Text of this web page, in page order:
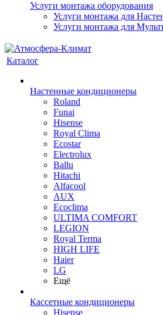
Услуги монтажа оборудования
Услуги монтажа для
Услуги монтажа для
Каталог
Настенные кондиционеры
Roland
Funai
Hisense
Royal Clima
Ecostar
Electrolux
Ballu
Hitachi
Alfacool
AUX
Ecoclima
ULTIMA COMFORT
LEGION
Royal Terma
HIGH LIFE
Haier
LG
Ещё
Кассетные кондиционеры
Hisense